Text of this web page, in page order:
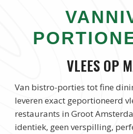
VLEES OP
Van bistro-porties tot fine
leveren exact geportioneerd
restaurants in Groot
identiek, geen verspilling,